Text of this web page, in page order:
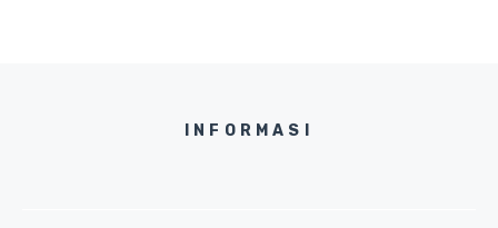
INFORMASI